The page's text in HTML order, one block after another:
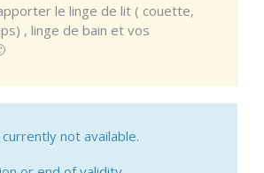
le linge de lit ( couette,
, linge de bain et vos
not available.